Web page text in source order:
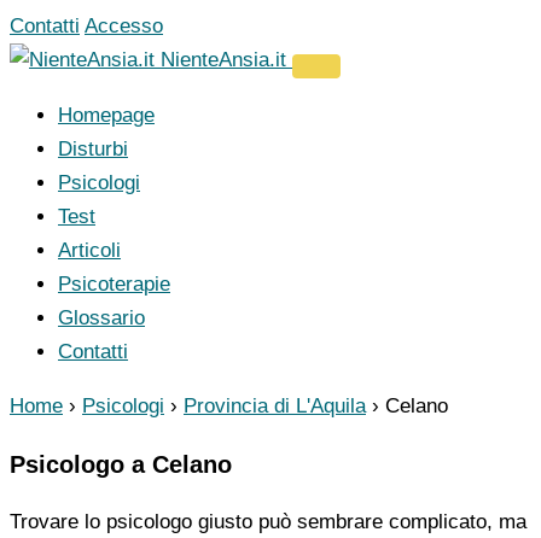
Vai
al
Contatti Accesso
NienteAnsia.it
Homepage
Disturbi
Psicologi
Test
Articoli
Psicoterapie
Glossario
Contatti
Home › Psicologi › Provincia di L'Aquila › Celano
Psicologo a Celano
Trovare lo psicologo giusto può sembrare complicato, ma